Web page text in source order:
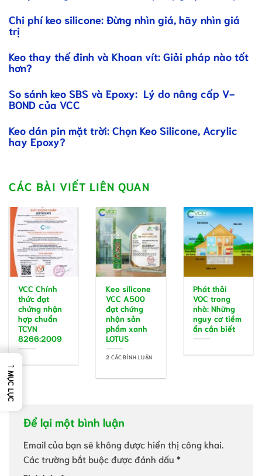
Chi phí keo silicone: Đừng nhìn giá, hãy nhìn giá
trị
Keo thay thế đinh và Khoan vít: Giải pháp nào tốt
hơn?
So sánh keo SBS và Epoxy: Lý do nâng cấp V-
BOND của VCC
Keo dán pin mặt trời: Chọn Keo Silicone, Acrylic
hay Epoxy?
CÁC BÀI VIẾT LIÊN QUAN
VCC Chính
thức đạt
chứng nhận
hợp chuẩn
TCVN
8266:2009
Keo silicone
VCC A500
đạt chứng
nhận sản
phẩm xanh
LOTUS
2 CÁC BÌNH LUẬN
Phát thải
VOC trong
nhà: Những
nguy cơ tiềm
ẩn cần biết
Để lại một bình luận
Email của bạn sẽ không được hiển thị công khai.
Các trường bắt buộc được đánh dấu *
→
MỤC LỤC